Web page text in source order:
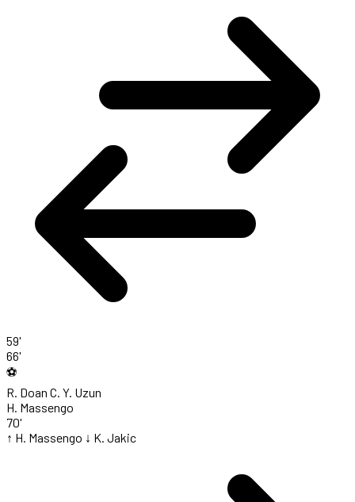
59'
66'
⚽
R. Doan C. Y. Uzun
H. Massengo
70'
↑ H. Massengo ↓ K. Jakic